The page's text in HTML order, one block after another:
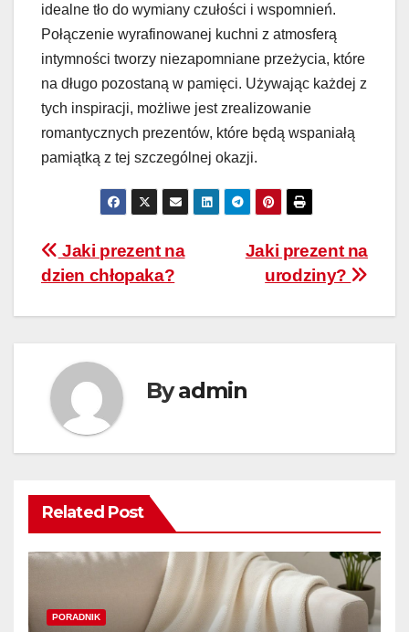
idealne tło do wymiany czułości i wspomnień.
Połączenie wyrafinowanej kuchni z atmosferą
intymności tworzy niezapomniane przeżycia, które
na długo pozostaną w pamięci. Używając każdej z
tych inspiracji, możliwe jest zrealizowanie
romantycznych prezentów, które będą wspaniałą
pamiątką z tej szczególnej okazji.
Nawigacja
wpisu
Jaki prezent na
urodziny?
Jaki prezent na
dzien chłopaka?
Byadmin
Related Post
PORADNIK